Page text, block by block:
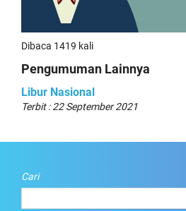
Dibaca 1419 kali
Pengumuman Lainnya
Libur Nasional
Terbit : 22 September 2021
Cari